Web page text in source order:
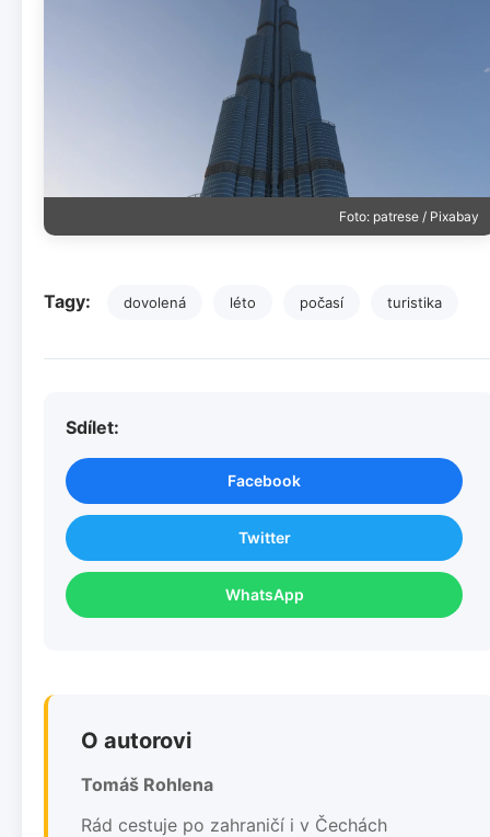
Foto: patrese / Pixabay
Tagy: dovolená léto počasí turistika
Sdílet:
Facebook
Twitter
WhatsApp
O autorovi
Tomáš Rohlena
Rád cestuje po zahraničí i v Čechách